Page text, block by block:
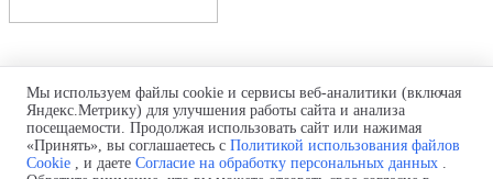
Комплексные поставкишинопроводов, токоприемников,
токоподводов
Телефон: +7(499) 322-93-90
для звонков из Казахстана: +7 (717) 269-69-54
Мы используем файлы cookie и сервисы веб-аналитики (включая
Яндекс.Метрику) для улучшения работы сайта и анализа
посещаемости. Продолжая использовать сайт или нажимая
«Принять», вы соглашаетесь с Политикой использования файлов
Cookie , и даете Согласие на обработку персональных данных .